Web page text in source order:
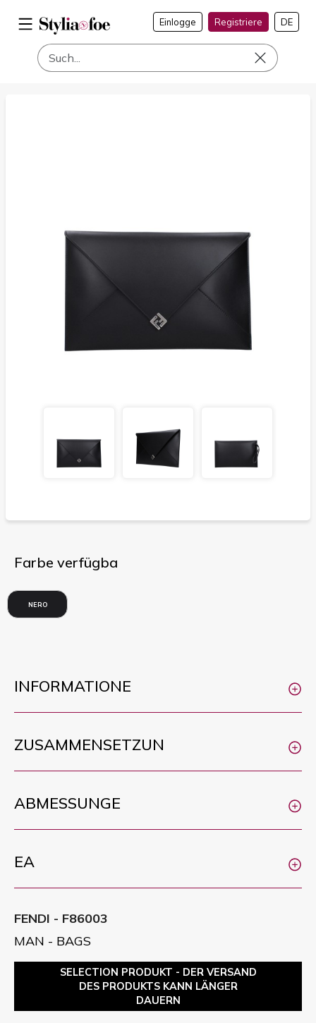
Einlogge Registriere DE
Farbe verfügba
NERO
INFORMATIONE
ZUSAMMENSETZUN
ABMESSUNGE
EA
FENDI - F86003
MAN - BAGS
SELECTION PRODUKT - DER VERSAND
DES PRODUKTS KANN LÄNGER
DAUERN